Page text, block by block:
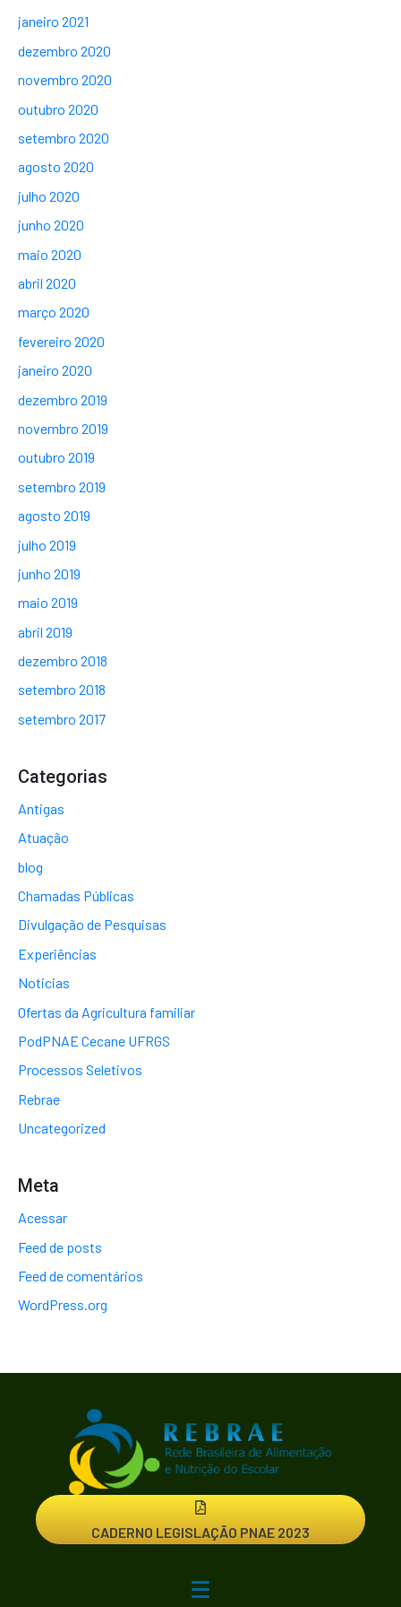
janeiro 2021
dezembro 2020
novembro 2020
outubro 2020
setembro 2020
agosto 2020
julho 2020
junho 2020
maio 2020
abril 2020
março 2020
fevereiro 2020
janeiro 2020
dezembro 2019
novembro 2019
outubro 2019
setembro 2019
agosto 2019
julho 2019
junho 2019
maio 2019
abril 2019
dezembro 2018
setembro 2018
setembro 2017
Categorias
Antigas
Atuação
blog
Chamadas Públicas
Divulgação de Pesquisas
Experiências
Noticias
Ofertas da Agricultura familiar
PodPNAE Cecane UFRGS
Processos Seletivos
Rebrae
Uncategorized
Meta
Acessar
Feed de posts
Feed de comentários
WordPress.org
CADERNO LEGISLAÇÃO PNAE 2023